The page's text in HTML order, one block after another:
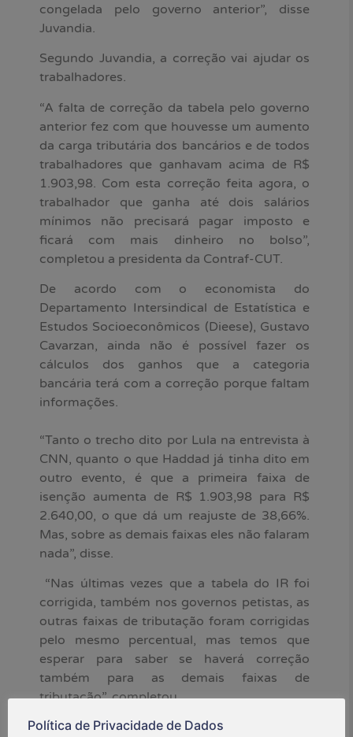
congelada pelo governo anterior”, disse
Juvandia.
Segundo Juvandia, a correção vai ajudar os
trabalhadores.
“A falta de correção da tabela pelo governo
anterior fez com que houvesse um aumento
da carga tributária dos bancários e de todos
trabalhadores que ganhavam acima de R$
1.903,98. Com esta correção feita agora, o
trabalhador que ganha até dois salários
mínimos não precisará pagar imposto e
ficará com mais dinheiro no bolso”,
completou a presidenta da Contraf-CUT.
De acordo com o economista do
Departamento Intersindical de Estatística e
Estudos Socioeconômicos (Dieese), Gustavo
Cavarzan, ainda não é possível fazer os
cálculos dos ganhos que a categoria
bancária terá com a correção porque faltam
informações.
“Tanto o trecho dito por Lula na entrevista à
CNN, quanto o que Haddad já tinha dito em
outro evento, é que a primeira faixa de
isenção aumenta de R$ 1.903,98 para R$
2.640,00, o que dá um reajuste de 38,66%.
Mas, sobre as demais faixas eles não falaram
nada”, disse.
“Nas últimas vezes que a tabela do IR foi
corrigida, também nos governos petistas, as
outras faixas de tributação foram corrigidas
pelo mesmo percentual, mas temos que
esperar para saber se haverá correção
também para as demais faixas de
tributação”, completou.
Política de Privacidade de Dados